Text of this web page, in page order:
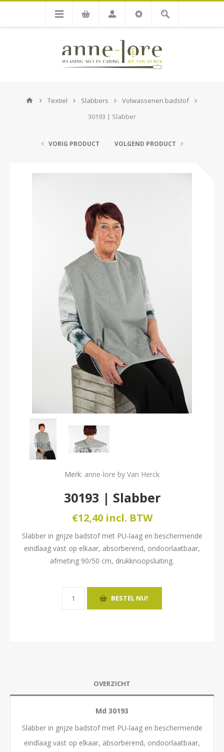
Textiel Slabbers
Volwassenen badstof
30193 | Slabber
VORIG PRODUCT VOLGEND PRODUCT
Merk: anne-lore by Van Herck
30193 | Slabber
€12,40 incl. BTW
Slabber in grijze badstof met PU-laag en beschermende
eindlaag vast op elkaar, absorberend, ondoorlaatbaar,
afmeting 90/50 cm, drukknoopsluiting.
OVERZICHT
Md 30193
Slabber in grijze badstof met PU-laag en beschermende
eindlaag vast op elkaar, absorberend, ondoorlaatbaar,